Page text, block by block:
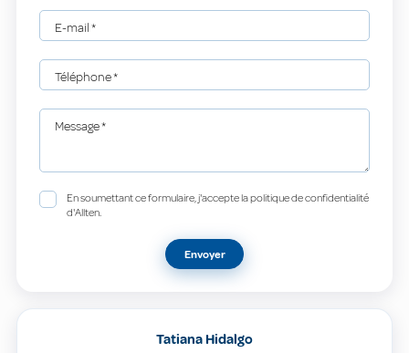
E-mail*
Téléphone*
Message*
En soumettant ce formulaire, j'accepte la politique de confidentialité
d'Allten.
Envoyer
Tatiana Hidalgo